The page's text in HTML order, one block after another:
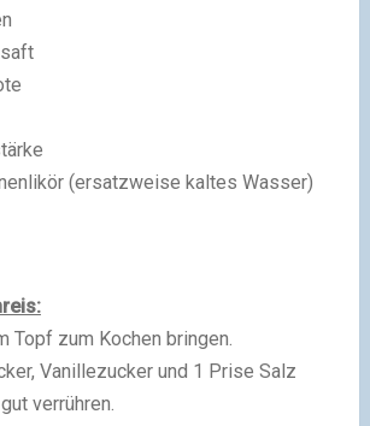
(ersatzweise kaltes Wasser)
Topf zum Kochen bringen.
Vanillezucker und 1 Prise Salz
verrühren.